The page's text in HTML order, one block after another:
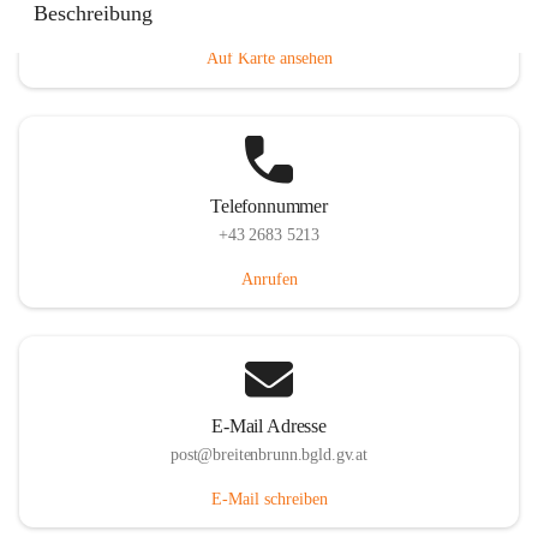
Beschreibung
Auf Karte ansehen
Telefonnummer
+43 2683 5213
Anrufen
E-Mail Adresse
post@breitenbrunn.bgld.gv.at
E-Mail schreiben